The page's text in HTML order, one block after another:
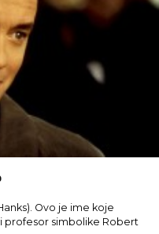
Ovo je ime koje
profesor simbolike Robert